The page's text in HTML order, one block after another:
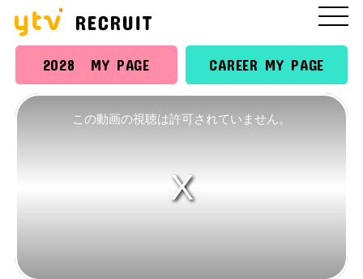
2028 MY PAGE CAREER MY PAGE
This
この動画の視聴は許可されていません。